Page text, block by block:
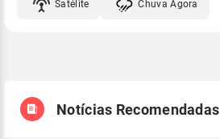
Satélite Chuva Agora
Notícias Recomendadas